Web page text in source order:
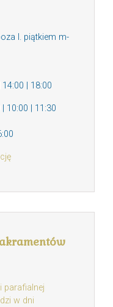
I. piątkiem m-
| 18:00
10:00 | 11:30
parafialnej
w dni